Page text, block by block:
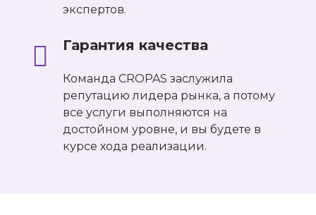
экспертов.
Гарантия качества
Команда CROPAS заслужила
репутацию лидера рынка, а потому
все услуги выполняются на
достойном уровне, и вы будете в
курсе хода реализации.